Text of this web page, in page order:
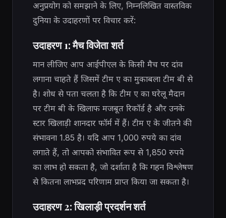
अनुप्रयोग को समझाने के लिए, निम्नलिखित वास्तविक
दुनिया के उदाहरणों पर विचार करें:
उदाहरण 1: मैच विजेता शर्त
मान लीजिए आप आईपीएल के किसी मैच पर दांव
लगाना चाहते हैं जिसमें टीम ए का मुकाबला टीम बी से
है। शोध से पता चलता है कि टीम ए का घरेलू मैदान
पर टीम बी के खिलाफ मजबूत रिकॉर्ड है और उनके
स्टार खिलाड़ी शानदार फॉर्म में हैं। टीम ए के जीतने की
संभावना 1.85 है। यदि आप 1,000 रुपये का दांव
लगाते हैं, तो आपको संभावित रूप से 1,850 रुपये
का लाभ हो सकता है, जो दर्शाता है कि गहन विश्लेषण
से कितना लाभप्रद परिणाम प्राप्त किया जा सकता है।
उदाहरण 2: खिलाड़ी प्रदर्शन शर्त